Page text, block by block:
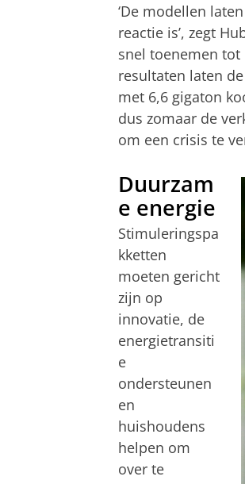
‘De modellen
reactie is’, zegt
snel toenemen tot
resultaten laten
met 6,6 gigaton
dus zomaar de
om een crisis te
Duurzam
e energie
Stimuleringspa
kketten
moeten gericht
zijn op
innovatie, de
energietransiti
e
ondersteunen
en
huishoudens
helpen om
over te